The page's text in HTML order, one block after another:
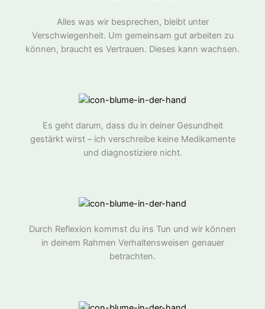
Alles was wir besprechen, bleibt unter
Verschwiegenheit. Um gemeinsam gut arbeiten zu
können, braucht es Vertrauen. Dieses kann wachsen.
Es geht darum, dass du in deiner Gesundheit
gestärkt wirst – ich verschreibe keine Medikamente
und diagnostiziere nicht.
Durch Reflexion kommst du ins Tun und wir können
in deinem Rahmen Verhaltensweisen genauer
betrachten.